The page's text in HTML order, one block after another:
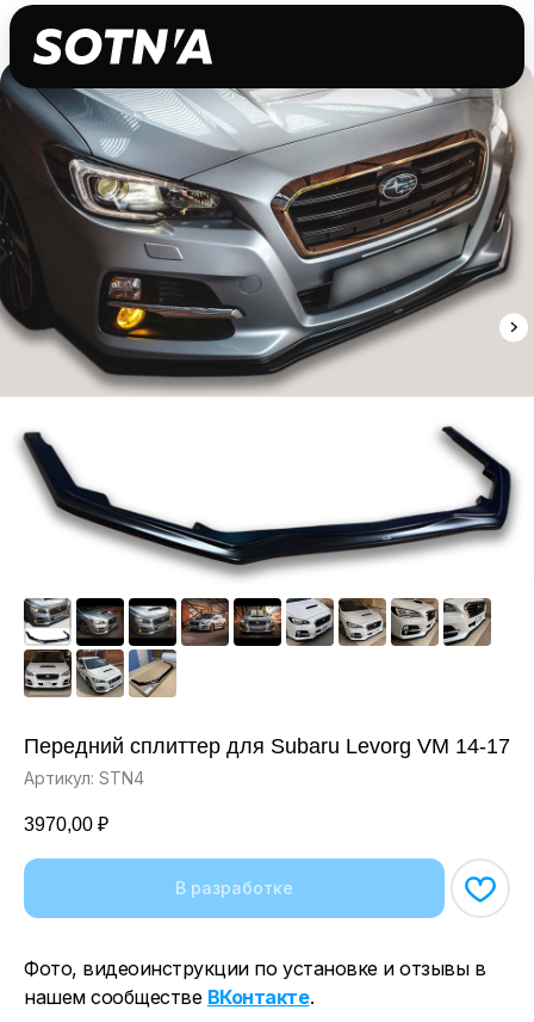
Передний сплиттер для Subaru Levorg VM 14-17
Артикул: STN4
3970,00 ₽
Фото, видеоинструкции по установке и отзывы в
нашем сообществе ВКонтакте.